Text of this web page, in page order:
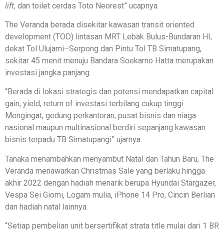
lift, dan toilet cerdas Toto Neorest” ucapnya.
The Veranda berada disekitar kawasan transit oriented
development (TOD) lintasan MRT Lebak Bulus-Bundaran HI,
dekat Tol Ulujami–Serpong dan Pintu Tol TB Simatupang,
sekitar 45 menit menuju Bandara Soekarno Hatta merupakan
investasi jangka panjang.
“Berada di lokasi strategis dan potensi mendapatkan capital
gain, yield, return of investasi terbilang cukup tinggi.
Mengingat, gedung perkantoran, pusat bisnis dan niaga
nasional maupun multinasional berdiri sepanjang kawasan
bisnis terpadu TB Simatupangi” ujarnya.
Tanaka menambahkan menyambut Natal dan Tahun Baru, The
Veranda menawarkan Christmas Sale yang berlaku hingga
akhir 2022 dengan hadiah menarik berupa Hyundai Stargazer,
Vespa Sei Giorni, Logam mulia, iPhone 14 Pro, Cincin Berlian
dan hadiah natal lainnya.
“Setiap pembelian unit bersertifikat strata title mulai dari 1 BR